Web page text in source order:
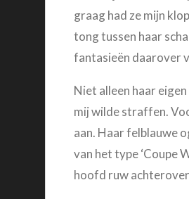
graag had ze mijn
tong tussen haar
fantasieën daarover
Niet alleen haar
mij wilde straffen.
aan. Haar felblauwe
van het type ‘Coupe
hoofd ruw